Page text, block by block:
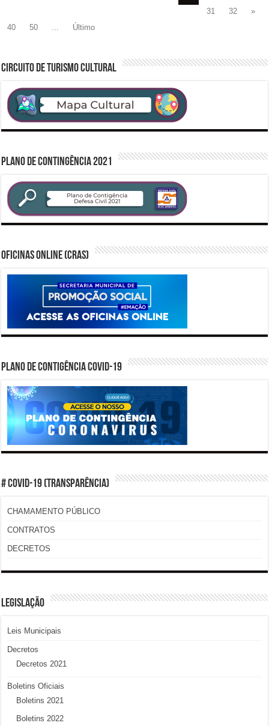
31
32
»
40
50 Último
CIRCUITO DE TURISMO CULTURAL
PLANO DE CONTINGÊNCIA 2021
Oficinas Online (CRAS)
PLANO DE CONTIGÊNCIA COVID-19
# COVID-19 (TRANSPARÊNCIA)
CHAMAMENTO PÚBLICO
CONTRATOS
DECRETOS
LEGISLAÇÃO
Leis Municipais
Decretos
Decretos 2021
Boletins Oficiais
Boletins 2021
Boletins 2022